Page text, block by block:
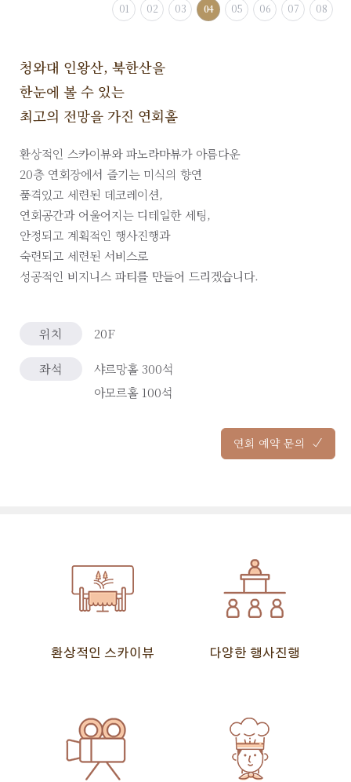
01 02 03 04 05 06 07 08
청와대 인왕산, 북한산을
한눈에 볼 수 있는
최고의 전망을 가진 연회홀
환상적인 스카이뷰와 파노라마뷰가 아름다운
20층 연회장에서 즐기는 미식의 향연
품격있고 세련된 데코레이션,
연회공간과 어울어지는 디테일한 세팅,
안정되고 계획적인 행사진행과
숙련되고 세련된 서비스로
성공적인 비지니스 파티를 만들어 드리겠습니다.
위치 20F
좌석
샤르망홀 300석
아모르홀 100석
연회 예약 문의
환상적인 스카이뷰 다양한 행사진행